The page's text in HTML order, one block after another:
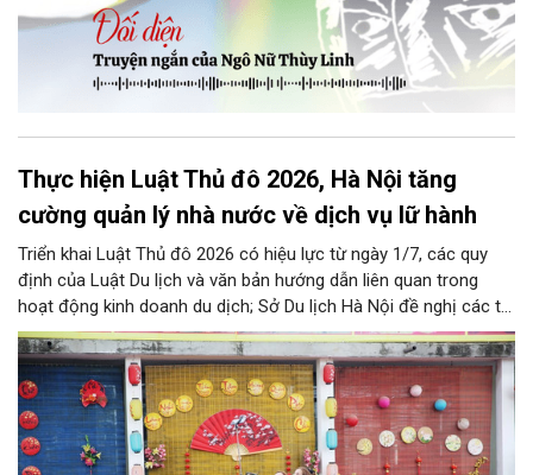
Thực hiện Luật Thủ đô 2026, Hà Nội tăng
cường quản lý nhà nước về dịch vụ lữ hành
Triển khai Luật Thủ đô 2026 có hiệu lực từ ngày 1/7, các quy
định của Luật Du lịch và văn bản hướng dẫn liên quan trong
hoạt động kinh doanh du dịch; Sở Du lịch Hà Nội đề nghị các tổ
chức, đơn vị, doanh nghiệp kinh doanh dịch vụ lữ hành trên địa
bàn thành phố thực hiện một số nội dung quan trọng. Qua đó
góp phần thực hiện thắng lợi các mục tiêu phát triển du lịch Hà
Nội năm 2026 và giai đoạn tiếp theo.